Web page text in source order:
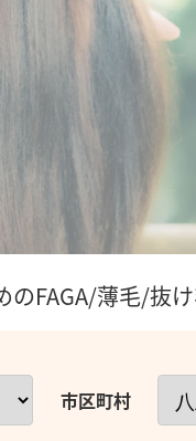
FAGA/薄毛/抜
市区町村